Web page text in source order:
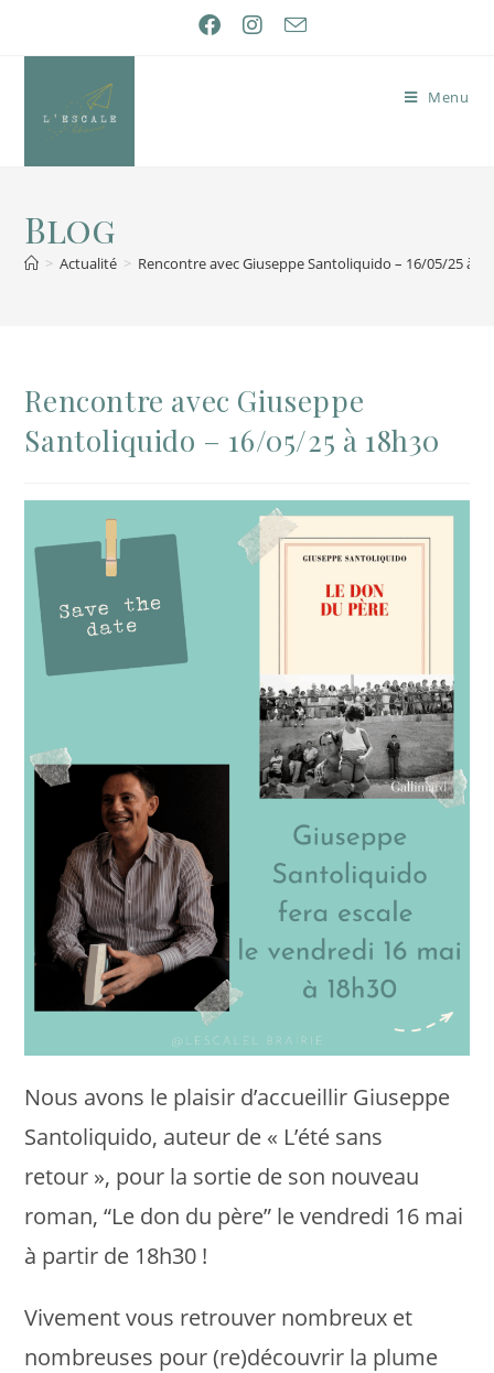
Menu
Blog
> Actualité > Rencontre avec Giuseppe Santoliquido – 16/05/25 à
Rencontre avec Giuseppe
Santoliquido – 16/05/25 à 18h30
Nous avons le plaisir d’accueillir Giuseppe
Santoliquido, auteur de « L’été sans
retour », pour la sortie de son nouveau
roman, “Le don du père” le vendredi 16 mai
à partir de 18h30 !
Vivement vous retrouver nombreux et
nombreuses pour (re)découvrir la plume